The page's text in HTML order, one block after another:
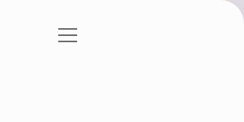
Gizlilik Politikası
menüyü